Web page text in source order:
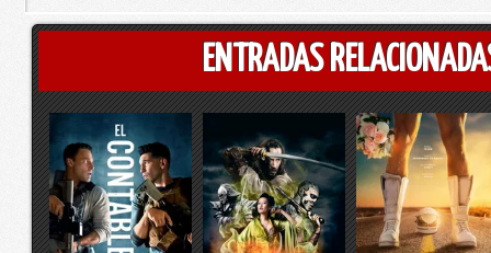
ENTRADAS